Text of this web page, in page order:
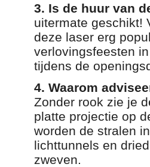
3. Is de huur van
uitermate geschikt!
deze laser erg
verlovingsfeesten
tijdens de
4. Waarom
Zonder rook zie je
platte projectie op
worden de stralen
lichttunnels en
zweven.